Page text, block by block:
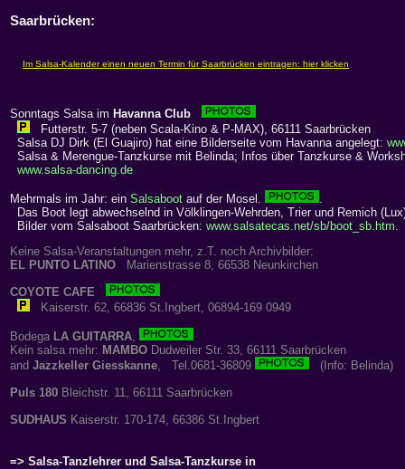
Saarbrücken:
Sonntags Salsa im Havanna Club
Futterstr. 5-7 (neben Scala-Kino & P-MAX), 66111 Saarbrücken
Salsa DJ Dirk (El Guajiro) hat eine Bilderseite vom Havanna angelegt:
Salsa & Merengue-Tanzkurse mit Belinda; Infos über Tanzkurse &
www.salsa-dancing.de
Mehrmals im Jahr: ein Salsaboot auf der Mosel.
Das Boot legt abwechselnd in Völklingen-Wehrden, Trier und Remich
Bilder vom Salsaboot Saarbrücken: www.salsatecas.net/sb/boot_sb.htm
Keine Salsa-Veranstaltungen mehr, z.T. noch Archivbilder:
EL PUNTO LATINO Marienstrasse 8, 66538 Neunkirchen
COYOTE CAFE
Kaiserstr. 62, 66836 St.Ingbert, 06894-169 0949
Bodega LA GUITARRA
Kein salsa mehr: MAMBO Dudweiler Str. 33, 66111 Saarbrücken
and Jazzkeller Giesskanne , Tel.0681-36809
(Info: Belinda)
Puls 180 Bleichstr. 11, 66111 Saarbrücken
SUDHAUS Kaiserstr. 170-174, 66386 St.Ingbert
=> Salsa-Tanzlehrer und Salsa-Tanzkurse in